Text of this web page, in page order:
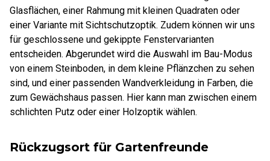
Glasflächen, einer Rahmung mit kleinen Quadraten oder
einer Variante mit Sichtschutzoptik. Zudem können wir uns
für geschlossene und gekippte Fenstervarianten
entscheiden. Abgerundet wird die Auswahl im Bau-Modus
von einem Steinboden, in dem kleine Pflänzchen zu sehen
sind, und einer passenden Wandverkleidung in Farben, die
zum Gewächshaus passen. Hier kann man zwischen einem
schlichten Putz oder einer Holzoptik wählen.
Rückzugsort für Gartenfreunde